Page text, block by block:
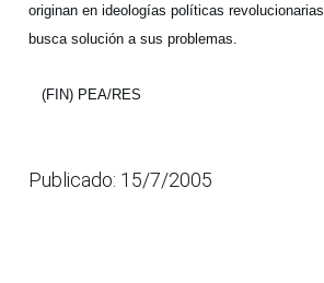
originan en ideologías políticas
busca solución a sus problemas.
(FIN) PEA/RES
Publicado: 15/7/2005